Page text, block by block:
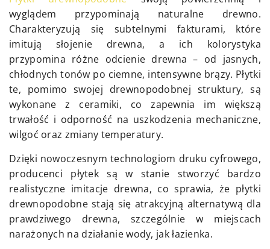
wyglądem przypominają naturalne drewno.
Charakteryzują się subtelnymi fakturami, które
imitują słojenie drewna, a ich kolorystyka
przypomina różne odcienie drewna – od jasnych,
chłodnych tonów po ciemne, intensywne brązy. Płytki
te, pomimo swojej drewnopodobnej struktury, są
wykonane z ceramiki, co zapewnia im większą
trwałość i odporność na uszkodzenia mechaniczne,
wilgoć oraz zmiany temperatury.
Dzięki nowoczesnym technologiom druku cyfrowego,
producenci płytek są w stanie stworzyć bardzo
realistyczne imitacje drewna, co sprawia, że płytki
drewnopodobne stają się atrakcyjną alternatywą dla
prawdziwego drewna, szczególnie w miejscach
narażonych na działanie wody, jak łazienka.